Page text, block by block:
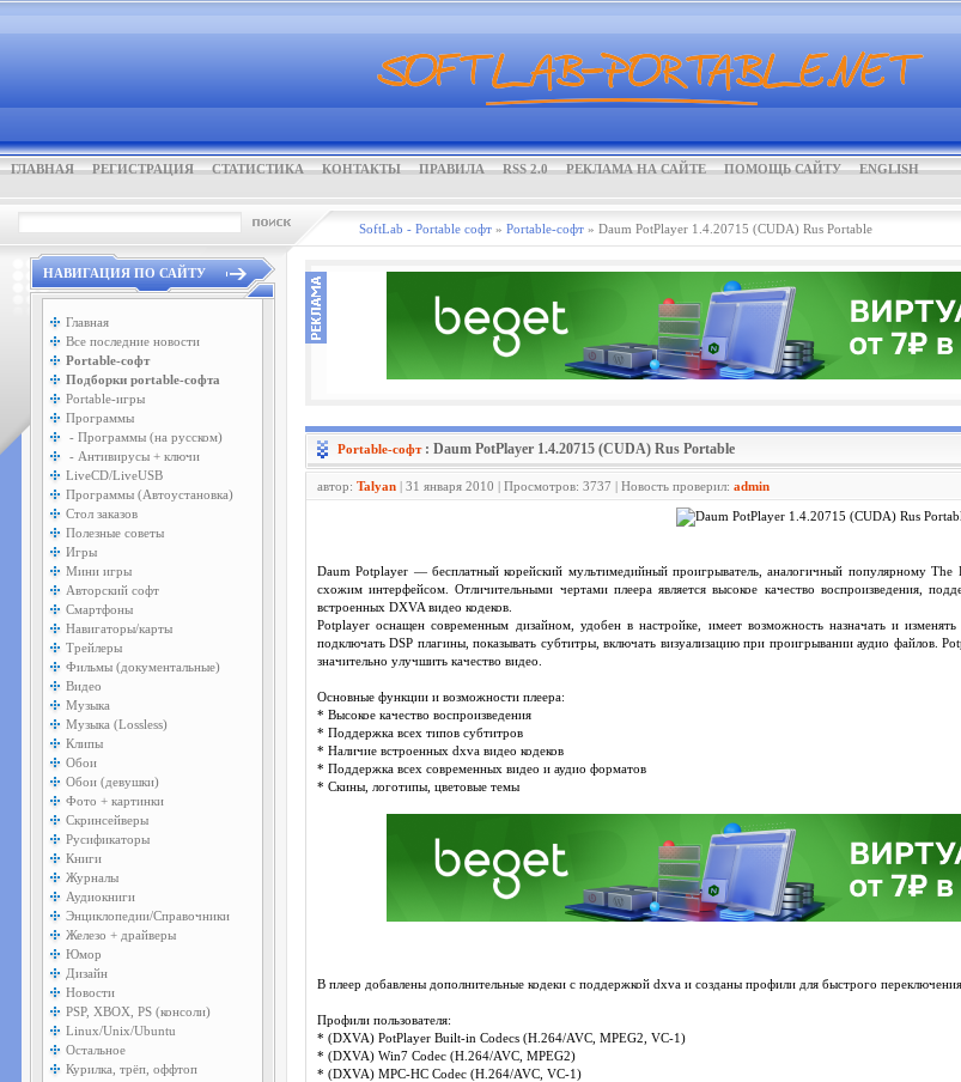
ГЛАВНАЯ РЕГИСТРАЦИЯ СТАТИСТИКА КОНТАКТЫ ПРАВИЛА RSS 2.0 РЕКЛАМА НА САЙТЕ ПОМОЩЬ САЙТУ ENGLISH
SoftLab - Portable софт » Portable-софт » Daum PotPlayer 1.4.20715 (CUDA) Rus Portable
НАВИГАЦИЯ ПО САЙТУ
Главная
Все последние новости
Portable-софт
Подборки portable-софта
Portable-игры
Программы
- Программы (на русском)
- Антивирусы + ключи
LiveCD/LiveUSB
Программы (Автоустановка)
Стол заказов
Полезные советы
Игры
Мини игры
Авторский софт
Смартфоны
Навигаторы/карты
Трейлеры
Фильмы (документальные)
Видео
Музыка
Музыка (Lossless)
Клипы
Обои
Обои (девушки)
Фото + картинки
Скринсейверы
Русификаторы
Книги
Журналы
Аудиокниги
Энциклопедии/Справочники
Железо + драйверы
Юмор
Дизайн
Новости
PSP, XBOX, PS (консоли)
Linux/Unix/Ubuntu
Остальное
Курилка, трёп, оффтоп
Portable-софт : Daum PotPlayer 1.4.20715 (CUDA) Rus Portable
автор: Talyan | 31 января 2010 | Просмотров: 3737 | Новость проверил: admin
Daum Potplayer — бесплатный корейский мультимедийный проигрыватель, аналогичный популярному
схожим интерфейсом. Отличительными чертами плеера является высокое качество воспроизведения,
встроенных DXVA видео кодеков.
Potplayer оснащен современным дизайном, удобен в настройке, имеет возможность назначать и
подключать DSP плагины, показывать субтитры, включать визуализацию при проигрывании аудио файлов.
значительно улучшить качество видео.
Основные функции и возможности плеера:
* Высокое качество воспроизведения
* Поддержка всех типов субтитров
* Наличие встроенных dxva видео кодеков
* Поддержка всех современных видео и аудио форматов
* Скины, логотипы, цветовые темы
В плеер добавлены дополнительные кодеки с поддержкой dxva и созданы профили для быстрого
Профили пользователя:
* (DXVA) PotPlayer Built-in Codecs (H.264/AVC, MPEG2, VC-1)
* (DXVA) Win7 Codec (H.264/AVC, MPEG2)
* (DXVA) MPC-HC Codec (H.264/AVC, VC-1)